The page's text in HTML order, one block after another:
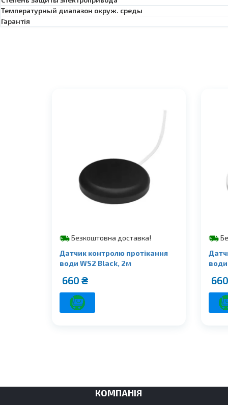
Температурный диапазон окруж. среды
Гарантія
Безкоштовна доставка!
Датчик контролю протікання
води WS2 Black, 2м
660 ₴
КОМПАНІЯ